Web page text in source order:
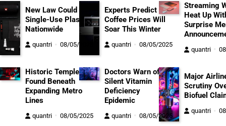
New Law Could Ban
Single-Use Plastics
Nationwide
quantri 08/05/2025
Experts Predict
Coffee Prices Will
Soar This Winter
quantri 08/05/2025
Streaming
Heat Up
Surprise
quantri
Historic Temple
Found Beneath
Expanding Metro
Lines
quantri 08/05/2025
Doctors Warn of
Silent Vitamin
Deficiency
Epidemic
quantri 08/05/2025
Major
Scrutiny
Biofuel
quantri